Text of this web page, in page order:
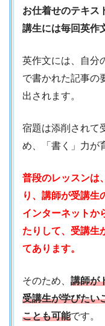
お仕着せのテキス
講生には毎回英作
英作文には、自分
で書かれた記事の
出されます。
宿題は添削されて
め、「書く」力が
普段のレッスンは
り、講師が受講生
インターネットか
たりして、受講生
てあります。
そのため、 講師が
受講生が学びたい
ことも可能です。